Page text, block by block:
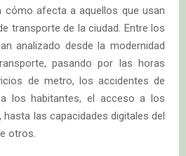
cómo afecta a aquellos que usan
transporte de la ciudad. Entre los
analizado desde la modernidad
pasando por las horas
de metro, los accidentes de
los habitantes, el acceso a los
las capacidades digitales del
otros.